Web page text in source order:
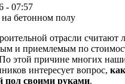
- 07:57
отрасли считают
и приемлемым по
этой причине многих
интересует вопрос,
пол своими руками.